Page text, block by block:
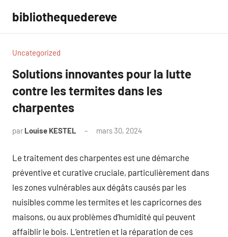
contenu
bibliothequedereve
Uncategorized
Solutions innovantes pour la lutte
contre les termites dans les
charpentes
par Louise KESTEL mars 30, 2024
Le traitement des charpentes est une démarche
préventive et curative cruciale, particulièrement dans
les zones vulnérables aux dégâts causés par les
nuisibles comme les termites et les capricornes des
maisons, ou aux problèmes d’humidité qui peuvent
affaiblir le bois. L’entretien et la réparation de ces